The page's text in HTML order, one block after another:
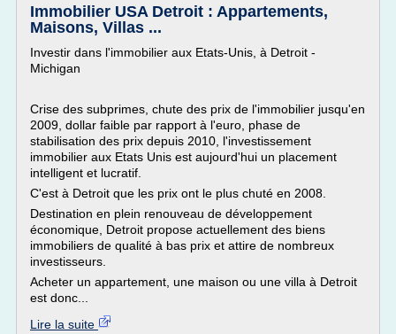
Immobilier USA Detroit : Appartements,
Maisons, Villas ...
Investir dans l'immobilier aux Etats-Unis, à Detroit -
Michigan
Crise des subprimes, chute des prix de l'immobilier jusqu'en
2009, dollar faible par rapport à l'euro, phase de
stabilisation des prix depuis 2010, l'investissement
immobilier aux Etats Unis est aujourd'hui un placement
intelligent et lucratif.
C'est à Detroit que les prix ont le plus chuté en 2008.
Destination en plein renouveau de développement
économique, Detroit propose actuellement des biens
immobiliers de qualité à bas prix et attire de nombreux
investisseurs.
Acheter un appartement, une maison ou une villa à Detroit
est donc...
Lire la suite